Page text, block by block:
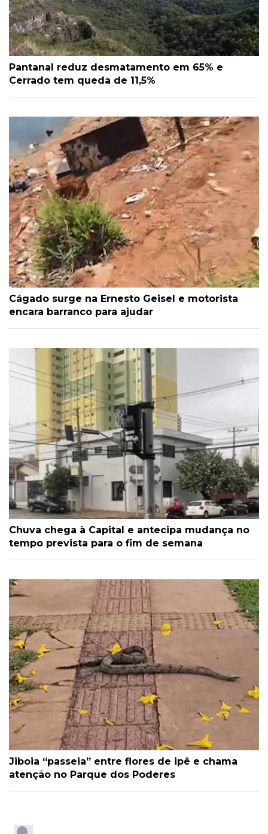
Pantanal reduz desmatamento em 65% e
Cerrado tem queda de 11,5%
Cágado surge na Ernesto Geisel e motorista
encara barranco para ajudar
Chuva chega à Capital e antecipa mudança no
tempo prevista para o fim de semana
Jiboia “passeia” entre flores de ipê e chama
atenção no Parque dos Poderes